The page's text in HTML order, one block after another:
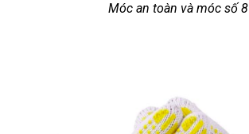
Móc an toàn và móc số 8